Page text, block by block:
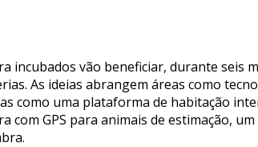
incubados vão beneficiar, durante seis
As ideias abrangem áreas como
como uma plataforma de habitação
com GPS para animais de estimação,